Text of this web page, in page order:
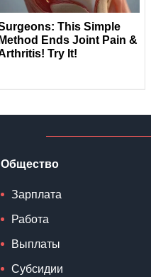
Общество
Зарплата
Работа
Выплаты
Субсидии